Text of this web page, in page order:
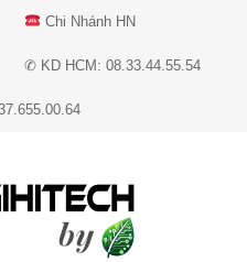
Chi Nhánh HN
✆ KD HCM: 08.33.44.55.54